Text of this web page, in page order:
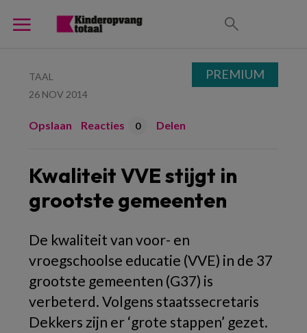
TAAL
26 NOV 2014
Opslaan Reacties 0 Delen
Kwaliteit VVE stijgt in
grootste gemeenten
De kwaliteit van voor- en
vroegschoolse educatie (VVE) in de 37
grootste gemeenten (G37) is
verbeterd. Volgens staatssecretaris
Dekkers zijn er ‘grote stappen’ gezet.
PREMIUM